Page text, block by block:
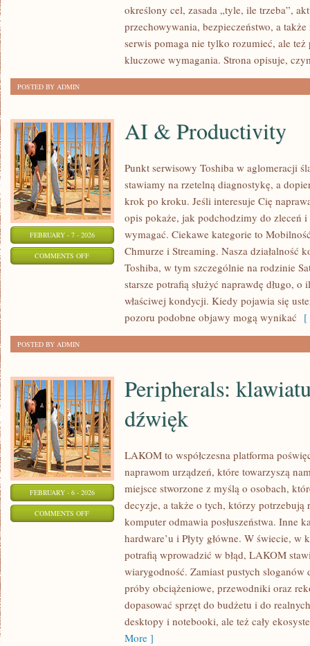
określony cel, zasada „tyle, ile trzeba”,
przechowywania, bezpieczeństwo, a
serwis pomaga nie tylko rozumieć, ale też
kluczowe wymagania. Strona opisuje,
POSTED BY ADMIN
FEBRUARY - 7 - 2026
COMMENTS OFFON
PRODUCTIVITY
AI & Productivity
Punkt serwisowy Toshiba w aglomeracji
stawiamy na rzetelną diagnostykę, a
krok po kroku. Jeśli interesuje Cię
opis pokaże, jak podchodzimy do zleceń i
wymagać. Ciekawe kategorie to
Chmurze i Streaming. Nasza działalność
Toshiba, w tym szczególnie na rodzinie
starsze potrafią służyć naprawdę długo, o
właściwej kondycji. Kiedy pojawia się
pozoru podobne objawy mogą wynikać [
POSTED BY ADMIN
FEBRUARY - 6 - 2026
COMMENTS OFFON
Peripherals:
dźwięk
LAKOM to współczesna platforma
naprawom urządzeń, które towarzyszą
miejsce stworzone z myślą o osobach,
decyzje, a także o tych, którzy potrzebują
komputer odmawia posłuszeństwa. Inne
hardware’u i Płyty główne. W świecie,
potrafią wprowadzić w błąd, LAKOM
wiarygodność. Zamiast pustych sloganów
próby obciążeniowe, przewodniki oraz
dopasować sprzęt do budżetu i do
desktopy i notebooki, ale też cały
More ]